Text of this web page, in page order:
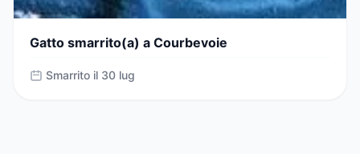
Gatto smarrito(a) a Courbevoie
Smarrito il 30 lug